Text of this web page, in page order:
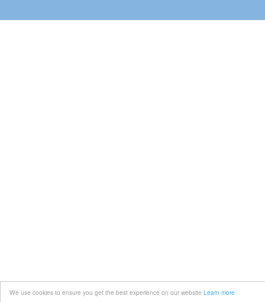
We use cookies to ensure you get the best experience on our website Learn more